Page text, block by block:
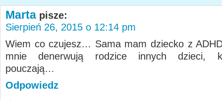
Marta pisze:
Sierpień 26, 2015 o 12:14 pm
Wiem co czujesz… Sama mam dziecko z
mnie denerwują rodzice innych dzieci,
pouczają…
Odpowiedz